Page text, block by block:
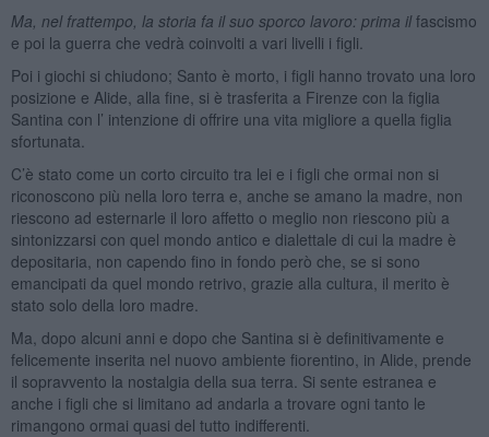
Ma, nel frattempo, la storia fa il suo sporco lavoro: prima ilfascismo
e poi la guerra che vedrà coinvolti a vari livelli i figli.
Poi i giochi si chiudono; Santo è morto, i figli hanno trovato una loro
posizione e Alide, alla fine, si è trasferita a Firenze con la figlia
Santina con l’ intenzione di offrire una vita migliore a quella figlia
sfortunata.
C’è stato come un corto circuito tra lei e i figli che ormai non si
riconoscono più nella loro terra e, anche se amano la madre, non
riescono ad esternarle il loro affetto o meglio non riescono più a
sintonizzarsi con quel mondo antico e dialettale di cui la madre è
depositaria, non capendo fino in fondo però che, se si sono
emancipati da quel mondo retrivo, grazie alla cultura, il merito è
stato solo della loro madre.
Ma, dopo alcuni anni e dopo che Santina si è definitivamente e
felicemente inserita nel nuovo ambiente fiorentino, in Alide, prende
il sopravvento la nostalgia della sua terra. Si sente estranea e
anche i figli che si limitano ad andarla a trovare ogni tanto le
rimangono ormai quasi del tutto indifferenti.